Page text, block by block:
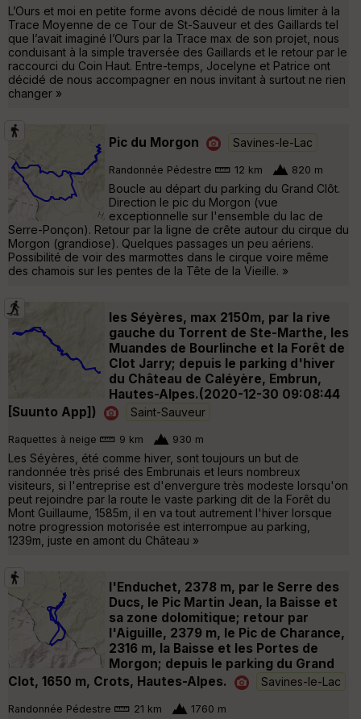
L’Ours et moi en petite forme avons décidé de nous limiter à la
Trace Moyenne de ce Tour de St-Sauveur et des Gaillards tel
que l’avait imaginé l’Ours par la Trace max de son projet, nous
conduisant à la simple traversée des Gaillards et le retour par le
raccourci du Coin Haut. Entre-temps, Jocelyne et Patrice ont
décidé de nous accompagner en nous invitant à surtout ne rien
changer »
Pic du Morgon Savines-le-Lac
Randonnée Pédestre 12 km 820 m
Boucle au départ du parking du Grand Clôt.
Direction le pic du Morgon (vue
exceptionnelle sur l'ensemble du lac de
Serre-Ponçon). Retour par la ligne de crête autour du cirque du
Morgon (grandiose). Quelques passages un peu aériens.
Possibilité de voir des marmottes dans le cirque voire même
des chamois sur les pentes de la Tête de la Vieille. »
les Séyères, max 2150m, par la rive
gauche du Torrent de Ste-Marthe, les
Muandes de Bourlinche et la Forêt de
Clot Jarry; depuis le parking d'hiver
du Château de Caléyère, Embrun,
Hautes-Alpes.(2020-12-30 09:08:44
[Suunto App])
Saint-Sauveur
Raquettes à neige 9 km 930 m
Les Séyères, été comme hiver, sont toujours un but de
randonnée très prisé des Embrunais et leurs nombreux
visiteurs, si l'entreprise est d'envergure très modeste lorsqu'on
peut rejoindre par la route le vaste parking dit de la Forêt du
Mont Guillaume, 1585m, il en va tout autrement l'hiver lorsque
notre progression motorisée est interrompue au parking,
1239m, juste en amont du Château »
l'Enduchet, 2378 m, par le Serre des
Ducs, le Pic Martin Jean, la Baisse et
sa zone dolomitique; retour par
l'Aiguille, 2379 m, le Pic de Charance,
2316 m, la Baisse et les Portes de
Morgon; depuis le parking du Grand
Clot, 1650 m, Crots, Hautes-Alpes.
Savines-le-Lac
Randonnée Pédestre 21 km 1760 m